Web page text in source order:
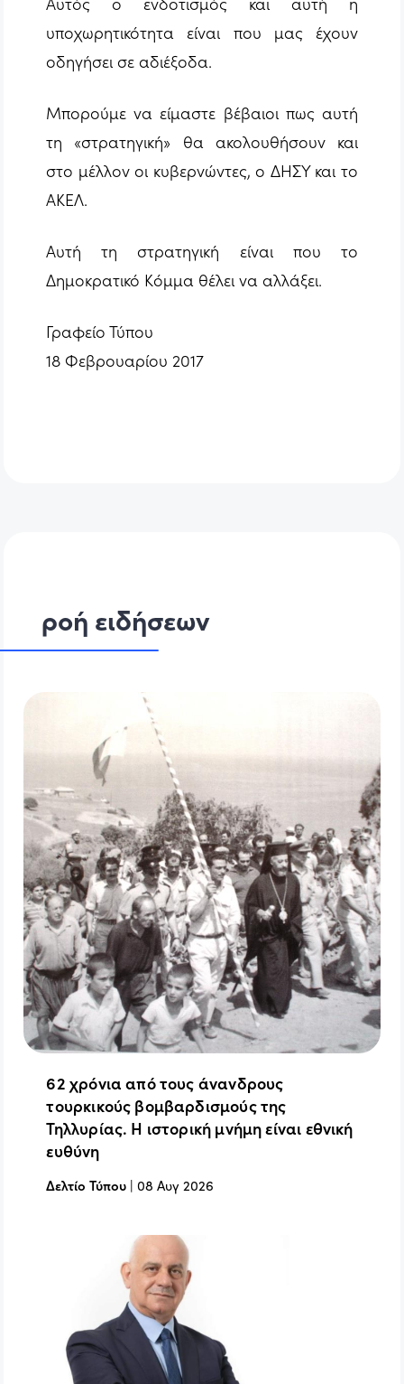
υποχωρητικότητα είναι που μας έχουν
οδηγήσει σε αδιέξοδα.
Μπορούμε να είμαστε βέβαιοι πως αυτή
τη «στρατηγική» θα ακολουθήσουν και
στο μέλλον οι κυβερνώντες, ο ΔΗΣΥ και το
ΑΚΕΛ.
Αυτή τη στρατηγική είναι που το
Δημοκρατικό Κόμμα θέλει να αλλάξει.
Γραφείο Τύπου
18 Φεβρουαρίου 2017
ροή ειδήσεων
62 χρόνια από τους άνανδρους
τουρκικούς βομβαρδισμούς της
Τηλλυρίας. Η ιστορική μνήμη είναι εθνική
ευθύνη
Δελτίο Τύπου |08 Αυγ 2026